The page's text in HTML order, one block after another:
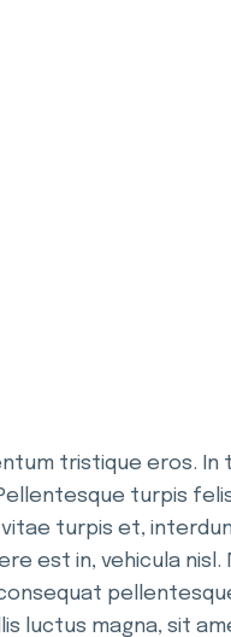
tristique eros. In
turpis
turpis et,
est in, vehicula nisl.
luctus magna, sit